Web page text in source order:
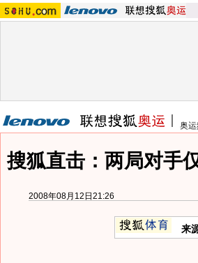
奥
搜狐直击：两局对手
2008年08月12日21:26
来